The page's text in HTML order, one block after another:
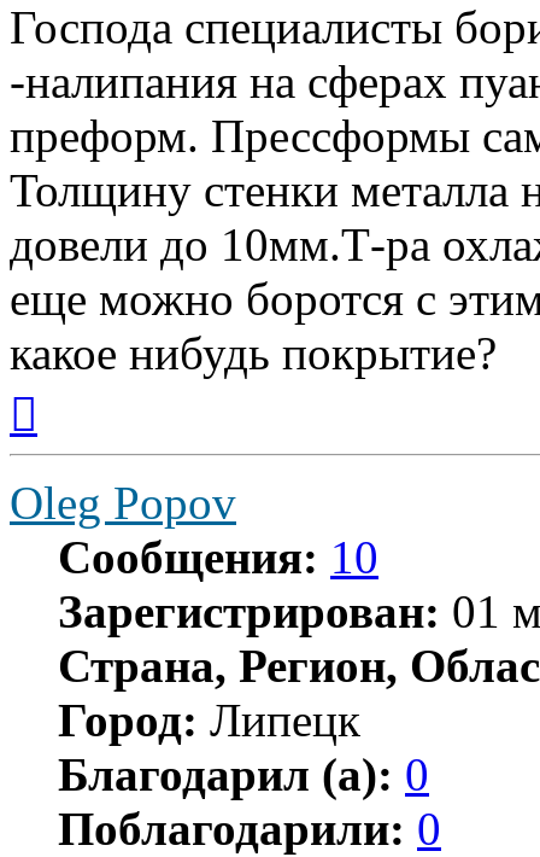
Господа специалисты
-налипания на сферах
преформ. Прессформы
Толщину стенки металла
довели до 10мм.Т-ра
еще можно боротся с
какое нибудь покрытие?
началу
Oleg Popov
Сообщения: 10
Зарегистрирован: 01
Страна, Регион,
Город: Липецк
Благодарил (а): 0
Поблагодарили: 0